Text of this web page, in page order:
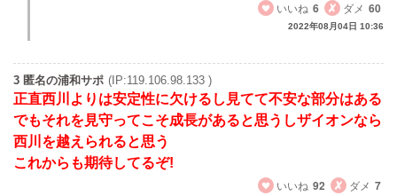
いいね 6 ダメ 60
2022年08月04日 10:36
3 匿名の浦和サポ (IP:119.106.98.133 )
正直西川よりは安定性に欠けるし見てて不安な部分はある
でもそれを見守ってこそ成長があると思うしザイオンなら
西川を越えられると思う
これからも期待してるぞ!
いいね 92 ダメ 7